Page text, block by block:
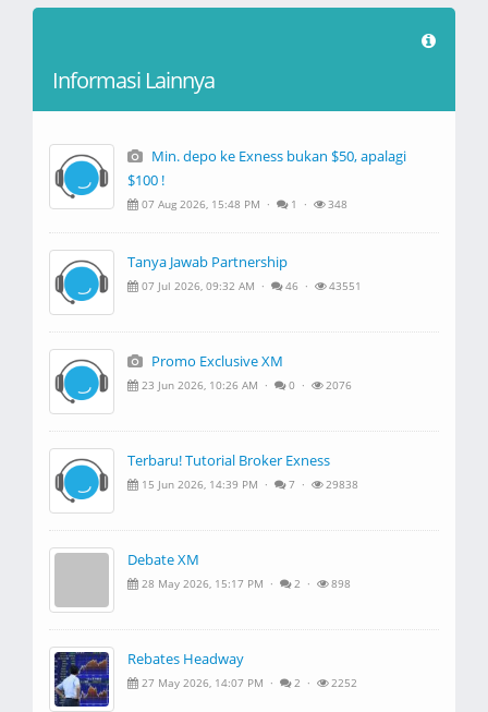
Informasi Lainnya
Min. depo ke Exness bukan $50, apalagi
$100 !
07 Aug 2026, 15:48 PM · 1 · 348
Tanya Jawab Partnership
07 Jul 2026, 09:32 AM · 46 · 43551
Promo Exclusive XM
23 Jun 2026, 10:26 AM · 0 · 2076
Terbaru! Tutorial Broker Exness
15 Jun 2026, 14:39 PM · 7 · 29838
Debate XM
28 May 2026, 15:17 PM · 2 · 898
Rebates Headway
27 May 2026, 14:07 PM · 2 · 2252